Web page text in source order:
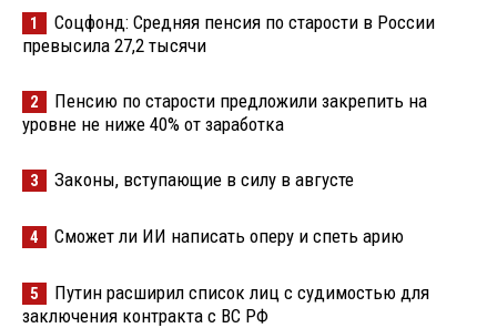
1
Соцфонд: Средняя пенсия по старости в России
превысила 27,2 тысячи
2
Пенсию по старости предложили закрепить на
уровне не ниже 40% от заработка
3 Законы, вступающие в силу в августе
4 Сможет ли ИИ написать оперу и спеть арию
5
Путин расширил список лиц с судимостью для
заключения контракта с ВС РФ